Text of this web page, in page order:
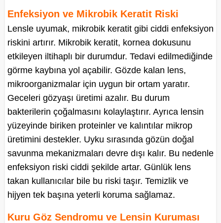
Enfeksiyon ve Mikrobik Keratit Riski
Lensle uyumak, mikrobik keratit gibi ciddi enfeksiyon
riskini artırır. Mikrobik keratit, kornea dokusunu
etkileyen iltihaplı bir durumdur. Tedavi edilmediğinde
görme kaybına yol açabilir. Gözde kalan lens,
mikroorganizmalar için uygun bir ortam yaratır.
Geceleri gözyaşı üretimi azalır. Bu durum
bakterilerin çoğalmasını kolaylaştırır. Ayrıca lensin
yüzeyinde biriken proteinler ve kalıntılar mikrop
üretimini destekler. Uyku sırasında gözün doğal
savunma mekanizmaları devre dışı kalır. Bu nedenle
enfeksiyon riski ciddi şekilde artar. Günlük lens
takan kullanıcılar bile bu riski taşır. Temizlik ve
hijyen tek başına yeterli koruma sağlamaz.
Kuru Göz Sendromu ve Lensin Kuruması